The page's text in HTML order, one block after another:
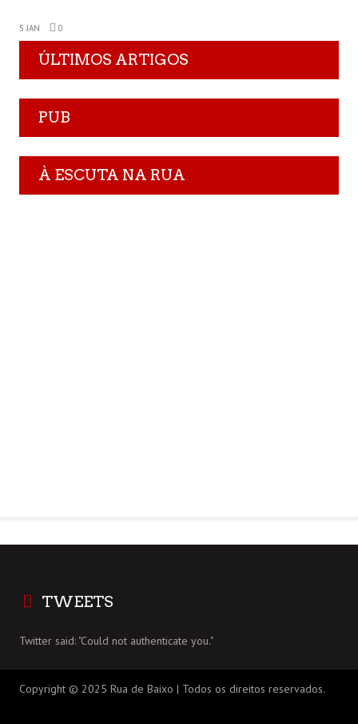
5 JAN 0
ÚLTIMOS ARTIGOS
PUB
À ESCUTA NA RUA
TWEETS
Twitter said: "Could not authenticate you."
Copyright © 2025 Rua de Baixo | Todos os direitos reservados.